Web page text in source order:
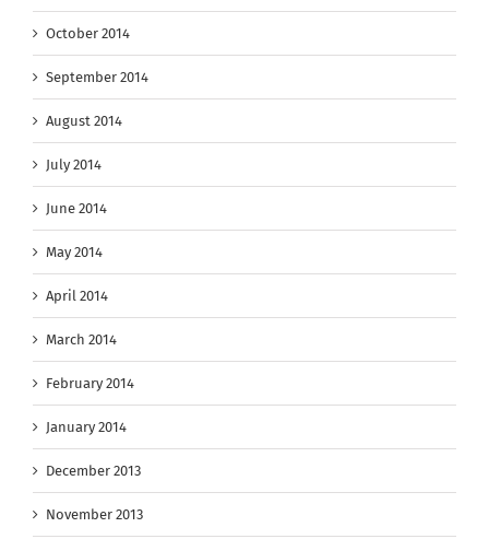
October 2014
September 2014
August 2014
July 2014
June 2014
May 2014
April 2014
March 2014
February 2014
January 2014
December 2013
November 2013